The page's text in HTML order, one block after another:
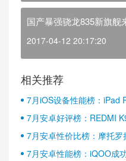
国产暴强骁龙835新旗舰
2017-04-12 20:17:20
相关推荐
7月iOS设备性能榜：iPad
7月安卓好评榜：REDMI
半壁江山
7月安卓性价比榜：摩托
7月安卓性能榜：iQOO成